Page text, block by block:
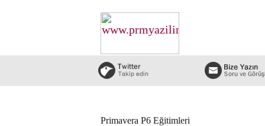
Primavera P6 Eğitimleri